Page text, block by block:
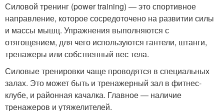
Силовой тренинг (power training) — это спортивное
направление, которое сосредоточено на развитии силы
и массы мышц. Упражнения выполняются с
отягощением, для чего используются гантели, штанги,
тренажеры или собственный вес тела.
Силовые тренировки чаще проводятся в специальных
залах. Это может быть и тренажерный зал в фитнес-
клубе, и районная качалка. Главное — наличие
тренажеров и утяжелителей.